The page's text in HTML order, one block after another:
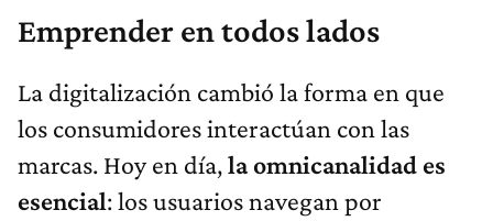
Emprender en todos lados
La digitalización cambió la forma en que
los consumidores interactúan con las
marcas. Hoy en día,la omnicanalidad es
esencial: los usuarios navegan por